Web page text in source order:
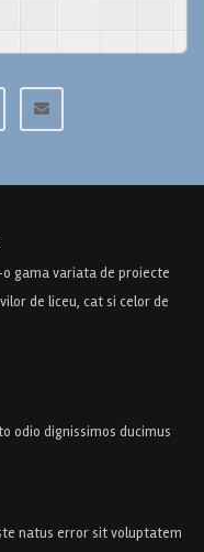
gama variata de proiecte
de liceu, cat si celor de
odio dignissimos ducimus
natus error sit voluptatem